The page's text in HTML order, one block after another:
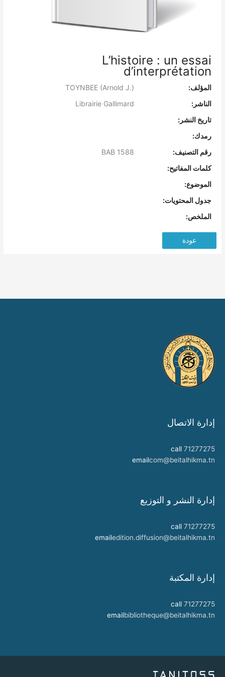
L’histoire : un essai
d’interprétation
المؤلف:
الناشر:
تاريخ النشر:
رمدك:
رقم التصنيف:
كلمات المفاتيح:
الموضوع:
جدول المحتويات:
الملخص:
عودة
إدارة الاتصال
call 71277275
emailcom@beitalhikma.tn
إدارة النشر و التوزيع
call 71277275
emailedition.diffusion@beitalhikma.tn
إدارة المكتبة
call 71277275
emailbibliotheque@beitalhikma.tn